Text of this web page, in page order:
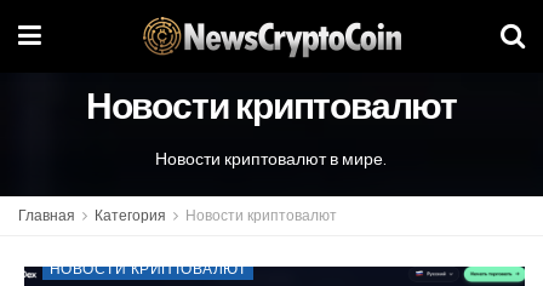
Новости криптовалют
Новости криптовалют в мире.
Главная Категория Новости криптовалют
НОВОСТИ КРИПТОВАЛЮТ